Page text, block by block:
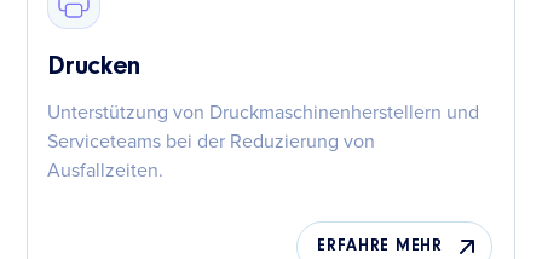
Drucken
Unterstützung von Druckmaschinenherstellern und
Serviceteams bei der Reduzierung von
Ausfallzeiten.
ERFAHRE MEHR